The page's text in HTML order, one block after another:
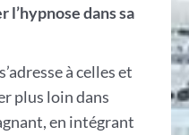
dans sa
à celles et
plus loin dans
en intégrant